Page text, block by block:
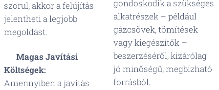
szorul, akkor a felújítás
jelentheti a legjobb
megoldást.
Magas Javítási
Költségek:
Amennyiben a javítás
gondoskodik a szükséges
alkatrészek – például
gázcsövek, tömítések
vagy kiegészítők –
beszerzéséről, kizárólag
jó minőségű, megbízható
forrásból.